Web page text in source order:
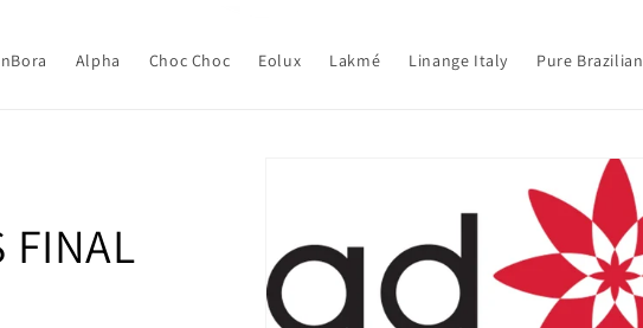
Alpha Choc Choc Eolux Lakmé Linange Italy Pure Brazilian
FINAL